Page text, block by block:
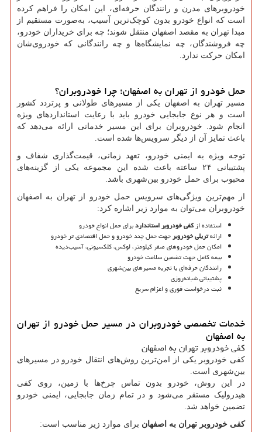
خودروبرهای مدرن و رانندگان حرفه‌ای، این امکان را فراهم کرده
است که انواع خودرو بدون کوچک‌ترین آسیب، به‌صورت مستقیم از
مبدا تهران به مقصد اصفهان منتقل شوند؛ چه برای خریداران خودرو،
چه فروشندگان، چه نمایشگاه‌ها و چه رانندگانی که خودروی‌شان
امکان حرکت ندارد.
حمل خودرو از تهران به اصفهان؛ چرا خودروبران؟
مسیر تهران به اصفهان یکی از مسیرهای طولانی و پرتردد کشور
است و هر نوع جابجایی خودرو باید با رعایت استانداردهای ویژه
انجام شود. خودروبران برای این مسیر خدماتی ارائه می‌دهد که
باعث تمایز آن از دیگر سرویس‌ها شده است.
توجه ویژه به ایمنی خودرو، تعهد زمانی، قیمت‌گذاری شفاف و
پشتیبانی ۲۴ ساعته باعث شده این مجموعه یکی از گزینه‌های
محبوب برای حمل خودرو بین‌شهری باشد.
از مهم‌ترین ویژگی‌های سرویس حمل خودرو از تهران به اصفهان
خودروبران می‌توان به موارد زیر اشاره کرد:
استفاده از کفی خودروبر استانداردبرای حمل انواع خودرو
ارائهتریلی خودروبرجهت حمل چند خودرو و حمل اقتصادی تر خودرو
امکان حمل خودروهای صفر کیلومتر، لوکس، کلکسیونی، آسیب‌دیده
بیمه کامل جهت تضمین سلامت خودرو
رانندگان حرفه‌ای با تجربه مسیرهای بین‌شهری
پشتیبانی شبانه‌روزی
ثبت درخواست فوری و اعزام سریع
خدمات تخصصی خودروبران در مسیر حمل خودرو از تهران
به اصفهان
کفی خودروبر تهران به اصفهان
کفی خودروبر یکی از امن‌ترین روش‌های انتقال خودرو در مسیرهای
بین‌شهری است.
در این روش، خودرو بدون تماس چرخ‌ها با زمین، روی کفی
هیدرولیک مستقر می‌شود و در تمام زمان جابجایی، ایمنی خودرو
تضمین خواهد شد.
کفی خودروبر تهران به اصفهان برای موارد زیر مناسب است: